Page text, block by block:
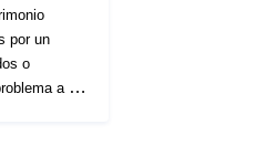
por un
o
a un